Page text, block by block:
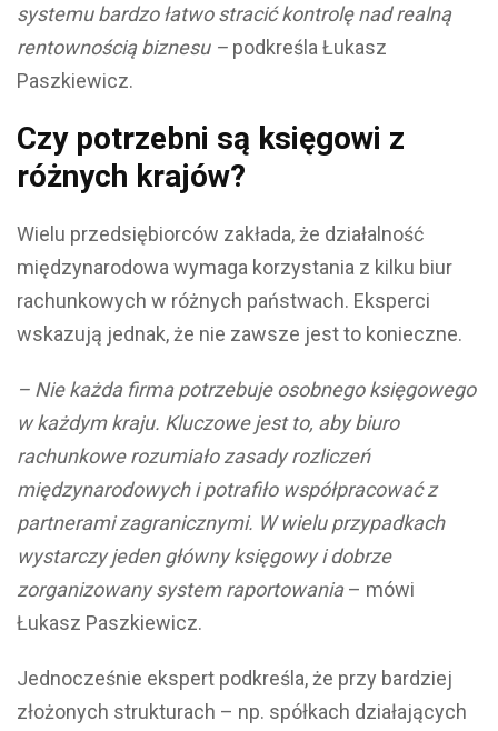
systemu bardzo łatwo stracić kontrolę nad realną
rentownością biznesu – podkreśla Łukasz
Paszkiewicz.
Czy potrzebni są księgowi z
różnych krajów?
Wielu przedsiębiorców zakłada, że działalność
międzynarodowa wymaga korzystania z kilku biur
rachunkowych w różnych państwach. Eksperci
wskazują jednak, że nie zawsze jest to konieczne.
– Nie każda firma potrzebuje osobnego księgowego
w każdym kraju. Kluczowe jest to, aby biuro
rachunkowe rozumiało zasady rozliczeń
międzynarodowych i potrafiło współpracować z
partnerami zagranicznymi. W wielu przypadkach
wystarczy jeden główny księgowy i dobrze
zorganizowany system raportowania– mówi
Łukasz Paszkiewicz.
Jednocześnie ekspert podkreśla, że przy bardziej
złożonych strukturach – np. spółkach działających